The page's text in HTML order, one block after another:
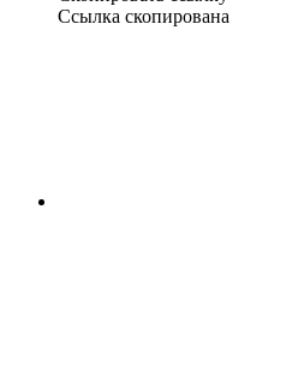
Ссылка скопирована